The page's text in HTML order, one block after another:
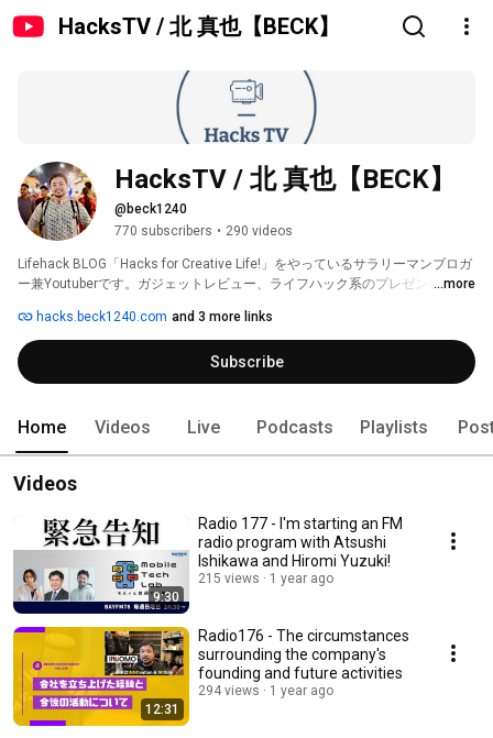
HacksTV / 北 真也【BECK】
HacksTV / 北 真也【BECK】
@beck1240
770 subscribers • 290 videos
Lifehack BLOG「Hacks for Creative Life!」をやっているサラリーマンブロガ
ー兼Youtuberです。ガジェットレビュー、ライフハック系のプレゼン動画、
...more
hacks.beck1240.com and 3 more links
Subscribe
Home Videos Live Podcasts Playlists
Videos
9:30
Radio 177 - I'm starting an FM
radio program with Atsushi
Ishikawa and Hiromi Yuzuki!
215 views 1 year ago
12:31
Radio176 - The circumstances
surrounding the company's
founding and future activities
294 views 1 year ago